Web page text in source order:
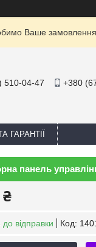
Ваше
510-04-47 +380
ГАРАНТІЇ
панель
до відправки Код: